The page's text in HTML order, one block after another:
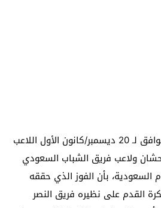
أفاد صباح اليوم الأحد الموافق لـ 20 ديسمبر/كانون الأول اللاعب
ولاعب فريق الشباب السعودي
السعودية، بأن الفوز الذي حققه
القدم على نظيره فريق النصر